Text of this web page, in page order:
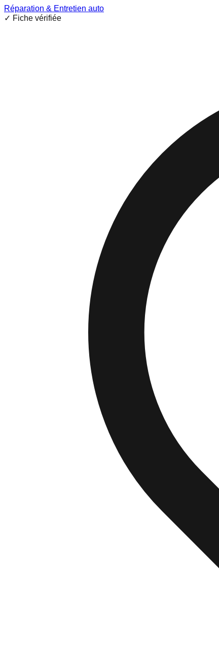
Réparation & Entretien auto
✓ Fiche vérifiée